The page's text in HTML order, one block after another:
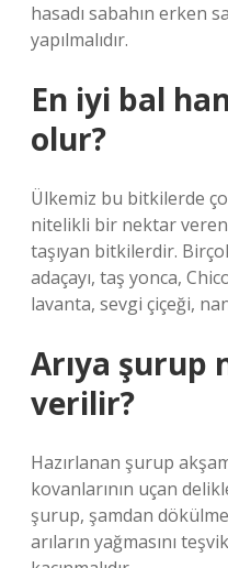
hasadı sabahın erken
yapılmalıdır.
En iyi bal
olur?
Ülkemiz bu bitkilerde
nitelikli bir nektar veren
taşıyan bitkilerdir.
adaçayı, taş yonca,
lavanta, sevgi çiçeği,
Arıya şurup
verilir?
Hazırlanan şurup
kovanlarının uçan
şurup, şamdan
arıların yağmasını